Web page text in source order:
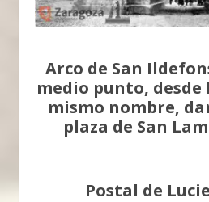
Arco de San
medio punto, desde
mismo nombre,
plaza de San
Postal de